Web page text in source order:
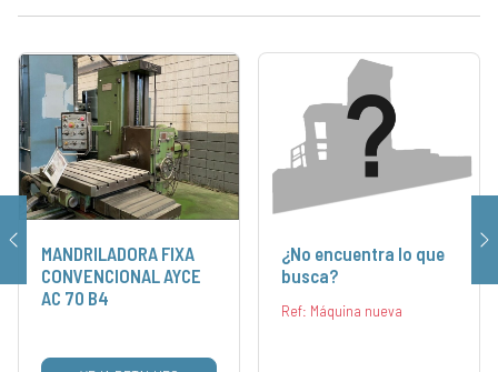
MANDRILADORA FIXA
CONVENCIONAL AYCE
AC 70 B4
¿No encuentra lo que
busca?
Ref: Máquina nueva